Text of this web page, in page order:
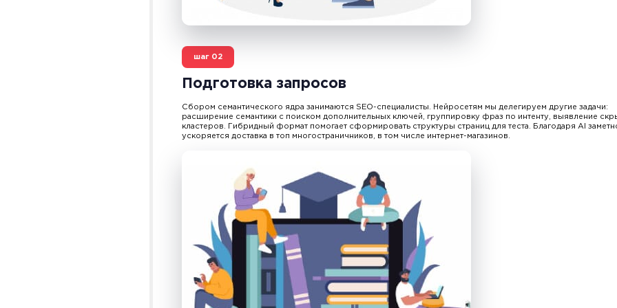
шаг 02
Подготовка запросов
Сбором семантического ядра занимаются SEO-специалисты. Нейросетям мы делегируем другие задачи:
расширение семантики с поиском дополнительных ключей, группировку фраз по интенту, выявление
кластеров. Гибридный формат помогает сформировать структуры страниц для теста. Благодаря AI
ускоряется доставка в топ многостраничников, в том числе интернет-магазинов.